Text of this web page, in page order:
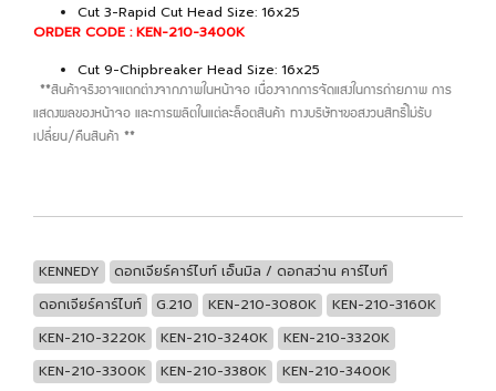
Cut 3-Rapid Cut Head Size: 16x25
ORDER CODE : KEN-210-3400K
Cut 9-Chipbreaker Head Size: 16x25
**สินค้าจริงอาจแตกต่างจากภาพในหน้าจอ เนื่องจากการจัดแสงในการถ่ายภาพ การ
แสดงผลของหน้าจอ และการผลิตในแต่ละล็อตสินค้า ทางบริษัทฯขอสงวนสิทธิ์ไม่รับ
เปลี่ยน/คืนสินค้า **
KENNEDY
ดอกเจียร์คาร์ไบท์ เอ็นมิล / ดอกสว่าน คาร์ไบท์
ดอกเจียร์คาร์ไบท์
G.210 KEN-210-3080K
KEN-210-3160K
KEN-210-3220K
KEN-210-3240K
KEN-210-3320K
KEN-210-3300K
KEN-210-3380K KEN-210-3400K